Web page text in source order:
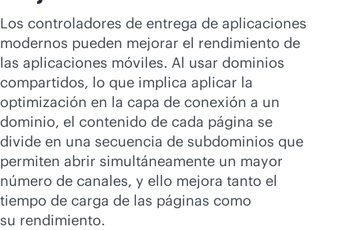
Los controladores de entrega de aplicaciones
modernos pueden mejorar el rendimiento de
las aplicaciones móviles. Al usar dominios
compartidos, lo que implica aplicar la
optimización en la capa de conexión a un
dominio, el contenido de cada página se
divide en una secuencia de subdominios que
permiten abrir simultáneamente un mayor
número de canales, y ello mejora tanto el
tiempo de carga de las páginas como
su rendimiento.